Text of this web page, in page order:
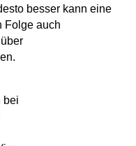
besser kann eine
Folge auch
bei